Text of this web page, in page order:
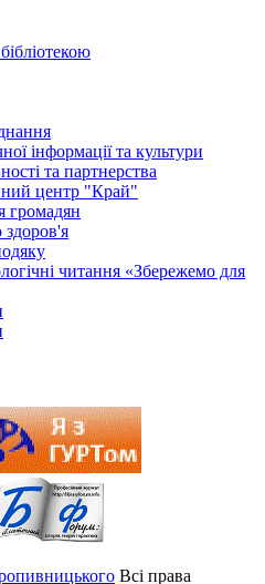
інформації та культури
та партнерства
центр "Край"
громадян
здоров'я
читання «Збережемо для
Всі права